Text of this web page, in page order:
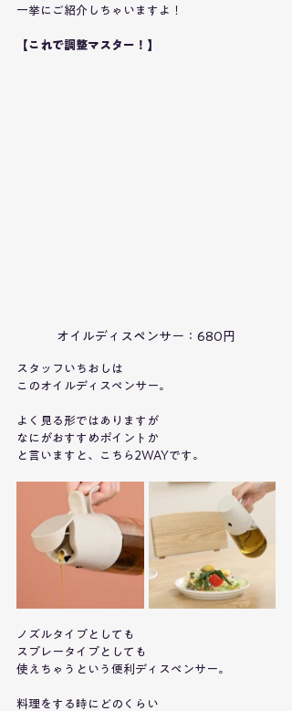
一挙にご紹介しちゃいますよ！
【これで調整マスター！】
オイルディスペンサー：680円
スタッフいちおしは
このオイルディスペンサー。
よく見る形ではありますが
なにがおすすめポイントか
と言いますと、こちら2WAYです。
ノズルタイプとしても
スプレータイプとしても
使えちゃうという便利ディスペンサー。
料理をする時にどのくらい